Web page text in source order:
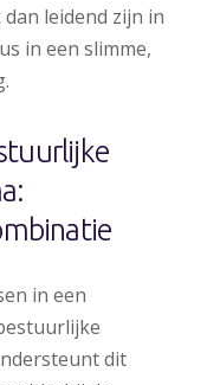
leidend zijn in
in een slimme,
in een
dit